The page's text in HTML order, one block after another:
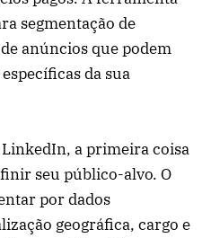
segmentação de
anúncios que podem
da sua
a primeira coisa
seu público-alvo. O
por dados
geográfica, cargo e